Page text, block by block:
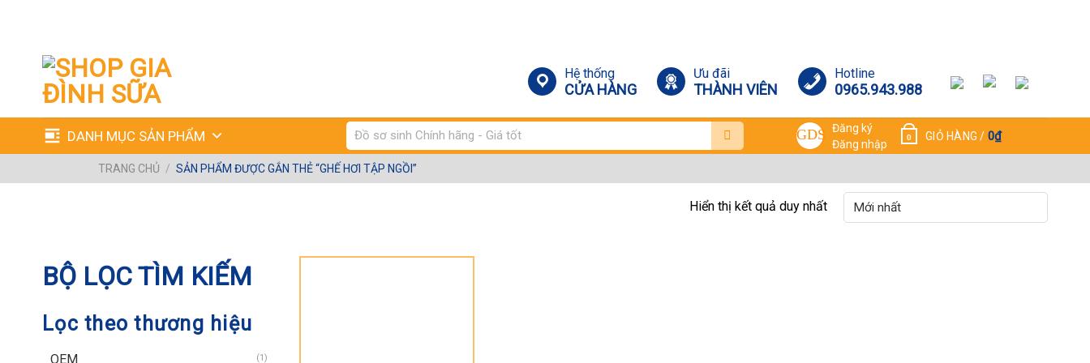
Hệ thống
CỬA HÀNG
Ưu đãi
THÀNH VIÊN
Hotline
0965.943.988
DANH MỤC SẢN PHẨM
Tìm
Đăng ký
Đăng nhập
GIỎ HÀNG / 0₫
0
TRANG CHỦ / SẢN PHẨM ĐƯỢC GẮN THẺ “GHẾ HƠI TẬP NGỒI”
Hiển thị kết quả duy nhất
BỘ LỌC TÌM KIẾM
Lọc theo thương hiệu
OEM (1)